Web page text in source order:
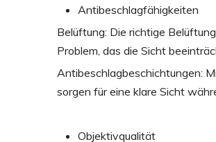
Antibeschlagfähigkeiten
Belüftung: Die richtige
Problem, das die Sicht
Antibeschlagbeschichtungen:
sorgen für eine klare Sicht
Objektivqualität